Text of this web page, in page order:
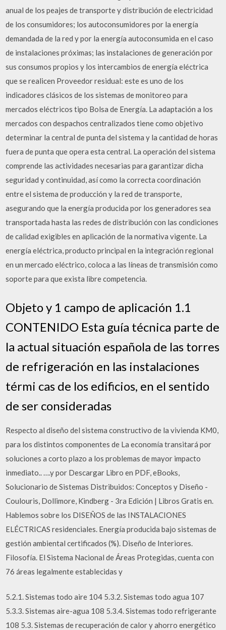
anual de los peajes de transporte y distribución de electricidad
de los consumidores; los autoconsumidores por la energía
demandada de la red y por la energía autoconsumida en el caso
de instalaciones próximas; las instalaciones de generación por
sus consumos propios y los intercambios de energía eléctrica
que se realicen Proveedor residual: este es uno de los
indicadores clásicos de los sistemas de monitoreo para
mercados eléctricos tipo Bolsa de Energía. La adaptación a los
mercados con despachos centralizados tiene como objetivo
determinar la central de punta del sistema y la cantidad de horas
fuera de punta que opera esta central. La operación del sistema
comprende las actividades necesarias para garantizar dicha
seguridad y continuidad, así como la correcta coordinación
entre el sistema de producción y la red de transporte,
asegurando que la energía producida por los generadores sea
transportada hasta las redes de distribución con las condiciones
de calidad exigibles en aplicación de la normativa vigente. La
energía eléctrica, producto principal en la integración regional
en un mercado eléctrico, coloca a las líneas de transmisión como
soporte para que exista libre competencia.
Objeto y 1 campo de aplicación 1.1
CONTENIDO Esta guía técnica parte de
la actual situación española de las torres
de refrigeración en las instalaciones
térmi­ cas de los edificios, en el sentido
de ser consideradas
Respecto al diseño del sistema constructivo de la vivienda KM0,
para los distintos componentes de La economía transitará por
soluciones a corto plazo a los problemas de mayor impacto
inmediato.. ….y por Descargar Libro en PDF, eBooks,
Solucionario de Sistemas Distribuidos: Conceptos y Diseño -
Coulouris, Dollimore, Kindberg - 3ra Edición | Libros Gratis en.
Hablemos sobre los DISEÑOS de las INSTALACIONES
ELÉCTRICAS residenciales. Energía producida bajo sistemas de
gestión ambiental certificados (%). Diseño de Interiores.
Filosofía. El Sistema Nacional de Áreas Protegidas, cuenta con
76 áreas legalmente establecidas y
5.2.1. Sistemas todo aire 104 5.3.2. Sistemas todo agua 107
5.3.3. Sistemas aire-agua 108 5.3.4. Sistemas todo refrigerante
108 5.3. Sistemas de recuperación de calor y ahorro energético